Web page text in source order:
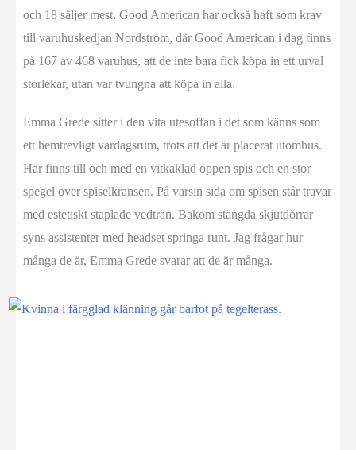
och 18 säljer mest. Good American har också haft som krav
till varuhuskedjan Nordstrom, där Good American i dag finns
på 167 av 468 varuhus, att de inte bara fick köpa in ett urval
storlekar, utan var tvungna att köpa in alla.
Emma Grede sitter i den vita utesoffan i det som känns som
ett hemtrevligt vardagsrum, trots att det är placerat utomhus.
Här finns till och med en vitkaklad öppen spis och en stor
spegel över spiselkransen. På varsin sida om spisen står travar
med estetiskt staplade vedträn. Bakom stängda skjutdörrar
syns assistenter med headset springa runt. Jag frågar hur
många de är, Emma Grede svarar att de är många.